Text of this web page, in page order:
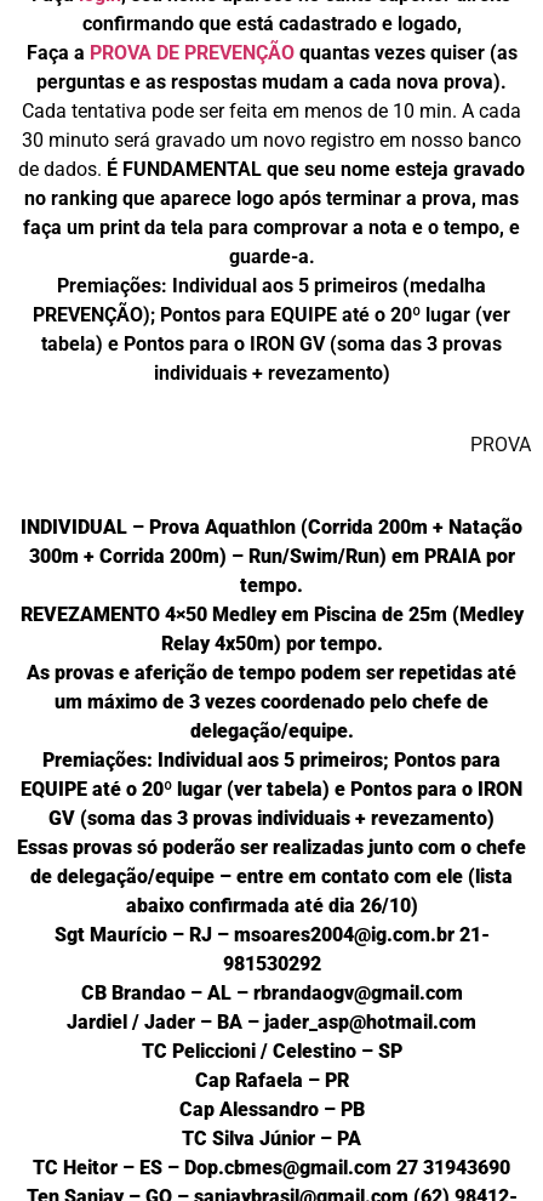
confirmando que está cadastrado e logado,
Faça a PROVA DE PREVENÇÃOquantas vezes quiser (as
perguntas e as respostas mudam a cada nova prova).
Cada tentativa pode ser feita em menos de 10 min. A cada
30 minuto será gravado um novo registro em nosso banco
de dados. É FUNDAMENTAL que seu nome esteja gravado
no ranking que aparece logo após terminar a prova, mas
faça um print da tela para comprovar a nota e o tempo, e
guarde-a.
Premiações: Individual aos 5 primeiros (medalha
PREVENÇÃO); Pontos para EQUIPE até o 20º lugar (ver
tabela) e Pontos para o IRON GV (soma das 3 provas
individuais + revezamento)
PROVA
INDIVIDUAL – Prova Aquathlon (Corrida 200m + Natação
300m + Corrida 200m) – Run/Swim/Run) em PRAIA por
tempo.
REVEZAMENTO 4×50 Medley em Piscina de 25m (Medley
Relay 4x50m) por tempo.
As provas e aferição de tempo podem ser repetidas até
um máximo de 3 vezes coordenado pelo chefe de
delegação/equipe.
Premiações: Individual aos 5 primeiros; Pontos para
EQUIPE até o 20º lugar (ver tabela) e Pontos para o IRON
GV (soma das 3 provas individuais + revezamento)
Essas provas só poderão ser realizadas junto com o chefe
de delegação/equipe – entre em contato com ele (lista
abaixo confirmada até dia 26/10)
Sgt Maurício – RJ – msoares2004@ig.com.br 21-
981530292
CB Brandao – AL – rbrandaogv@gmail.com
Jardiel / Jader – BA – jader_asp@hotmail.com
TC Peliccioni / Celestino – SP
Cap Rafaela – PR
Cap Alessandro – PB
TC Silva Júnior – PA
TC Heitor – ES – Dop.cbmes@gmail.com 27 31943690
Ten Sanjay – GO – sanjaybrasil@gmail.com (62) 98412-